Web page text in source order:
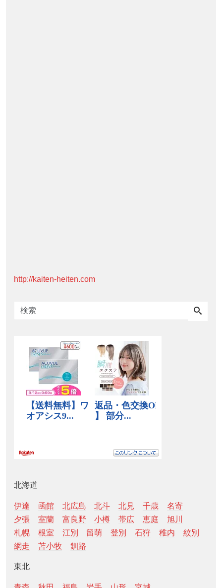
http://kaiten-heiten.com
北海道
伊達 函館 北広島 北斗 北見 千歳
名寄
夕張
室蘭 富良野 小樽 帯広 恵庭
旭川
札幌
根室 江別 留萌 登別 石狩 稚内
紋別
網走
苫小牧 釧路
東北